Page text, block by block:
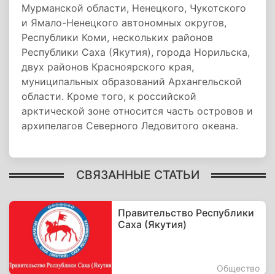
Мурманской области, Ненецкого, Чукотского
и Ямало-Ненецкого автономных округов,
Республики Коми, нескольких районов
Республики Саха (Якутия), города Норильска,
двух районов Красноярского края,
муниципальных образований Архангельской
области. Кроме того, к российской
арктической зоне относится часть островов и
архипелагов Северного Ледовитого океана.
СВЯЗАННЫЕ СТАТЬИ
Правительство Республики
Саха (Якутия)
Общество